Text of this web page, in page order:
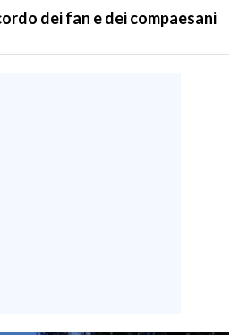
dei fan e dei compaesani